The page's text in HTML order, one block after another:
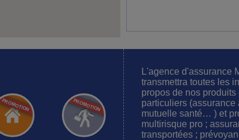
L'agence d'assurance
transmettra toutes les
propos de nos
particuliers (assurance
mutuelle santé… ) et
multirisque pro ;
transportées ;